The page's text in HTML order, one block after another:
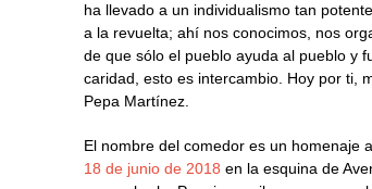
ha llevado a un individualismo tan
a la revuelta; ahí nos conocimos, nos
de que sólo el pueblo ayuda al pueblo y
caridad, esto es intercambio. Hoy por ti,
Pepa Martínez.
El nombre del comedor es un homenaje
18 de junio de 2018 en la esquina de